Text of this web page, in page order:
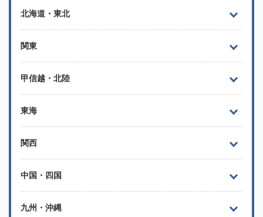
北海道・東北
関東
甲信越・北陸
東海
関西
中国・四国
九州・沖縄